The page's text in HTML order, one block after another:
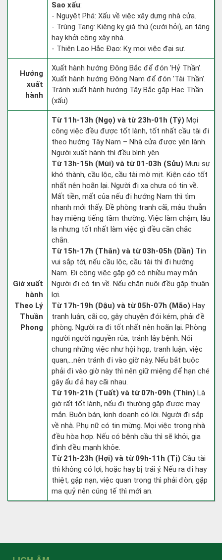
Sao xấu:
- Nguyệt Phá: Xấu về việc xây dựng nhà cửa.
- Trùng Tang: Kiêng kỵ giá thú (cưới hỏi), an táng
hay khởi công xây nhà.
- Thiên Lao Hắc Đạo: Kỵ mọi việc đại sự.
Hướng
xuất
hành
Xuất hành hướng Đông Bắc để đón 'Hỷ Thần'.
Xuất hành hướng Đông Nam để đón 'Tài Thần'.
Tránh xuất hành hướng Tây Bắc gặp Hạc Thần
(xấu)
Giờ xuất
hành
Theo Lý
Thuần
Phong
Từ 11h-13h (Ngọ) và từ 23h-01h (Tý) Mọi
công việc đều được tốt lành, tốt nhất cầu tài đi
theo hướng Tây Nam – Nhà cửa được yên lành.
Người xuất hành thì đều bình yên.
Từ 13h-15h (Mùi) và từ 01-03h (Sửu) Mưu sự
khó thành, cầu lộc, cầu tài mờ mịt. Kiện cáo tốt
nhất nên hoãn lại. Người đi xa chưa có tin về.
Mất tiền, mất của nếu đi hướng Nam thì tìm
nhanh mới thấy. Đề phòng tranh cãi, mâu thuẫn
hay miệng tiếng tầm thường. Việc làm chậm, lâu
la nhưng tốt nhất làm việc gì đều cần chắc
chắn.
Từ 15h-17h (Thân) và từ 03h-05h (Dần) Tin
vui sắp tới, nếu cầu lộc, cầu tài thì đi hướng
Nam. Đi công việc gặp gỡ có nhiều may mắn.
Người đi có tin về. Nếu chăn nuôi đều gặp thuận
lợi.
Từ 17h-19h (Dậu) và từ 05h-07h (Mão) Hay
tranh luận, cãi cọ, gây chuyện đói kém, phải đề
phòng. Người ra đi tốt nhất nên hoãn lại. Phòng
người người nguyền rủa, tránh lây bệnh. Nói
chung những việc như hội họp, tranh luận, việc
quan,…nên tránh đi vào giờ này. Nếu bắt buộc
phải đi vào giờ này thì nên giữ miệng để hạn ché
gây ẩu đả hay cãi nhau.
Từ 19h-21h (Tuất) và từ 07h-09h (Thìn) Là
giờ rất tốt lành, nếu đi thường gặp được may
mắn. Buôn bán, kinh doanh có lời. Người đi sắp
về nhà. Phụ nữ có tin mừng. Mọi việc trong nhà
đều hòa hợp. Nếu có bệnh cầu thì sẽ khỏi, gia
đình đều mạnh khỏe.
Từ 21h-23h (Hợi) và từ 09h-11h (Tị) Cầu tài
thì không có lợi, hoặc hay bị trái ý. Nếu ra đi hay
thiệt, gặp nạn, việc quan trọng thì phải đòn, gặp
ma quỷ nên cúng tế thì mới an.